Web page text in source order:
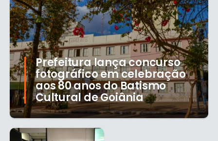
Prefeitura lança concurso
fotográfico em celebração
aos 80 anos do Batismo
Cultural de Goiânia